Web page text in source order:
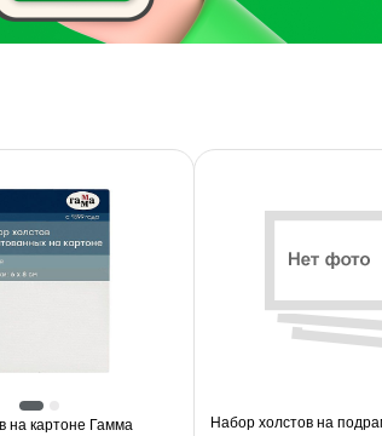
на картоне Гамма
Набор холстов на